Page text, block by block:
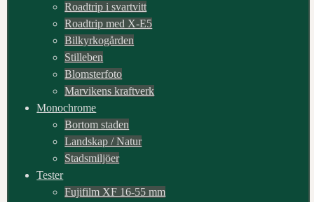
Roadtrip i svartvitt
Roadtrip med X-E5
Bilkyrkogården
Stilleben
Blomsterfoto
Marvikens kraftverk
Monochrome
Bortom staden
Landskap / Natur
Stadsmiljöer
Tester
Fujifilm XF 16-55 mm